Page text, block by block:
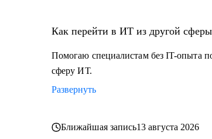
Как перейти в ИТ из другой сферы
Помогаю специалистам без IT-опыта
сферу ИТ.
Развернуть
Ближайшая запись13 августа 2026